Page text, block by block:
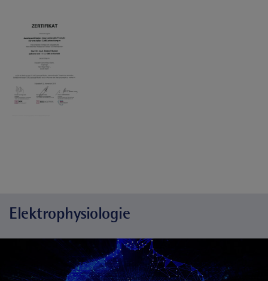
Elektrophysiologie